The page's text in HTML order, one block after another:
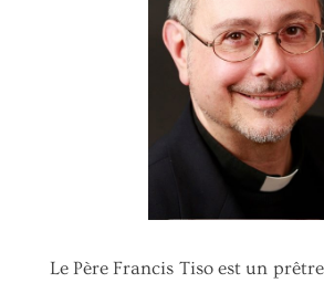
Le Père Francis Tiso est un